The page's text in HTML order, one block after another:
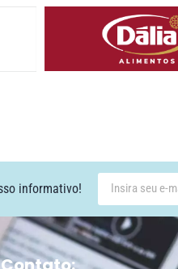
informativo!